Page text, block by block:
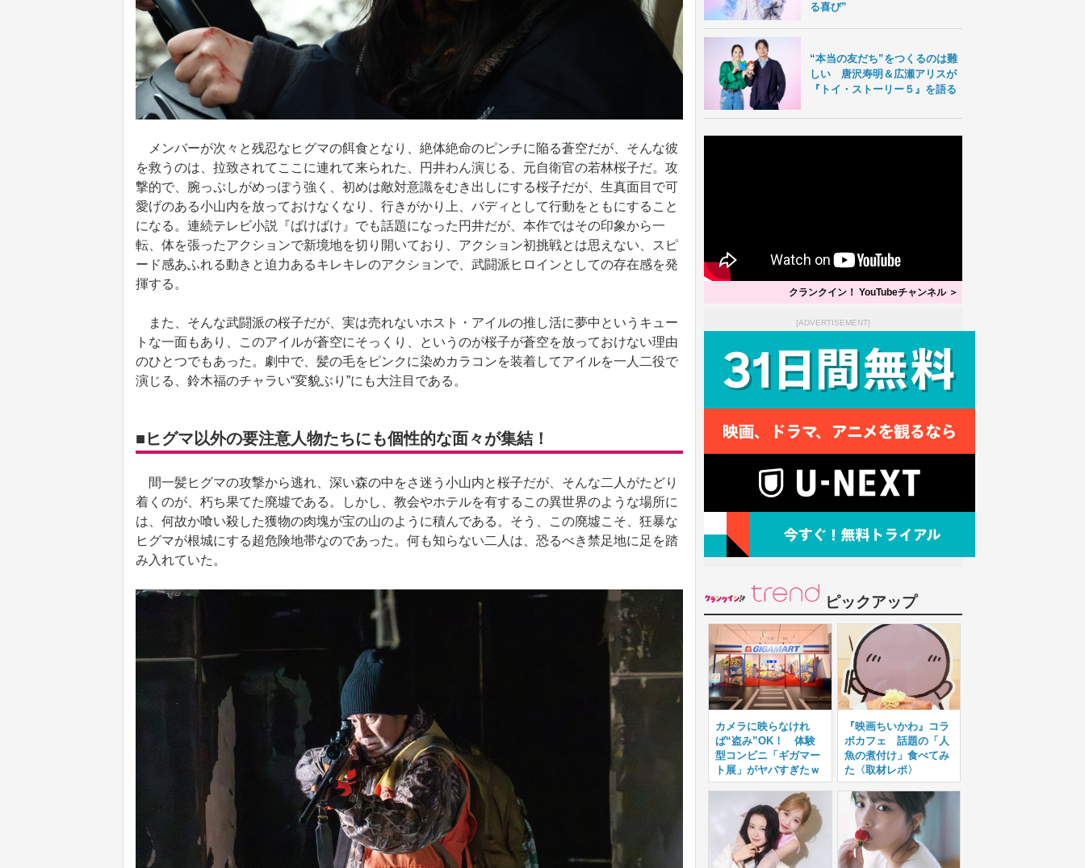
メンバーが次々と残忍なヒグマの餌食となり、絶体絶命のピンチに陥る蒼空だが、そんな彼
を救うのは、拉致されてここに連れて来られた、円井わん演じる、元自衛官の若林桜子だ。攻
撃的で、腕っぷしがめっぽう強く、初めは敵対意識をむき出しにする桜子だが、生真面目で可
愛げのある小山内を放っておけなくなり、行きがかり上、バディとして行動をともにすること
になる。連続テレビ小説『ばけばけ』でも話題になった円井だが、本作ではその印象から一
転、体を張ったアクションで新境地を切り開いており、アクション初挑戦とは思えない、スピ
ード感あふれる動きと迫力あるキレキレのアクションで、武闘派ヒロインとしての存在感を発
揮する。
また、そんな武闘派の桜子だが、実は売れないホスト・アイルの推し活に夢中というキュー
トな一面もあり、このアイルが蒼空にそっくり、というのが桜子が蒼空を放っておけない理由
のひとつでもあった。劇中で、髪の毛をピンクに染めカラコンを装着してアイルを一人二役で
演じる、鈴木福のチャラい“変貌ぶり”にも大注目である。
■ヒグマ以外の要注意人物たちにも個性的な面々が集結！
間一髪ヒグマの攻撃から逃れ、深い森の中をさ迷う小山内と桜子だが、そんな二人がたどり
着くのが、朽ち果てた廃墟である。しかし、教会やホテルを有するこの異世界のような場所に
は、何故か喰い殺した獲物の肉塊が宝の山のように積んである。そう、この廃墟こそ、狂暴な
ヒグマが根城にする超危険地帯なのであった。何も知らない二人は、恐るべき禁足地に足を踏
み入れていた。
る喜び”
“本当の友だち”をつくるのは難
しい 唐沢寿明＆広瀬アリスが
『トイ・ストーリー５』を語る
クランクイン！ YouTubeチャンネル ＞
[ADVERTISEMENT]
ピックアップ
カメラに映らなけれ
ば“盗み”OK！ 体験
型コンビニ「ギガマー
ト展」がヤバすぎたｗ
『映画ちいかわ』コラ
ボカフェ 話題の「人
魚の煮付け」食べてみ
た〈取材レポ〉